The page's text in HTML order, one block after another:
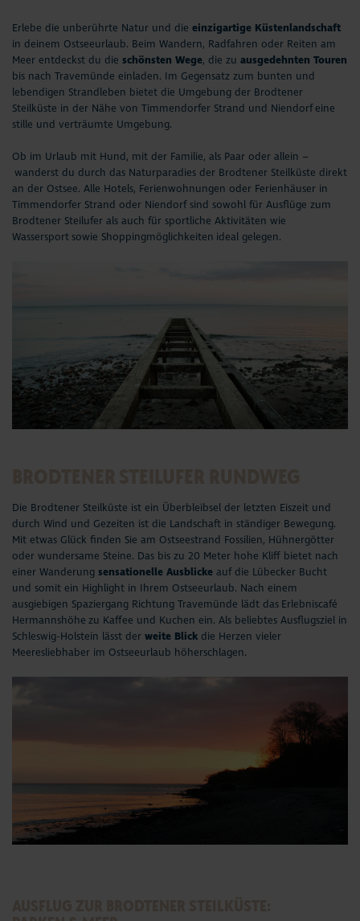
Veranstaltungen
Touren und Erlebnisse
Urlaub mit Hund
Strand
Service & Kontakt
Aktuelles
#StrandMomente
Sport & Freizeit
Natur
OstseeTalent goes music
Wellness & Gesundheit
Erlebe die unberührte Natur und die einzigartige Küstenlandschaft
in deinem Ostseeurlaub. Beim Wandern, Radfahren oder Reiten am
Meer entdeckst du die schönsten Wege, die zu ausgedehnten Touren
bis nach Travemünde einladen. Im Gegensatz zum bunten und
lebendigen Strandleben bietet die Umgebung der Brodtener
Steilküste in der Nähe von Timmendorfer Strand und Niendorfeine
stille und verträumte Umgebung.
Ob im Urlaub mit Hund, mit der Familie, als Paar oder allein –
wanderst du durch das Naturparadies der Brodtener Steilküste direkt
an der Ostsee. Alle Hotels, Ferienwohnungen oder Ferienhäuser in
Timmendorfer Strand oder Niendorf sind sowohl für Ausflüge zum
Brodtener Steilufer als auch für sportliche Aktivitäten wie
Wassersport sowie Shoppingmöglichkeiten ideal gelegen.
Die Brodtener Steilküste ist ein Überbleibsel der letzten Eiszeit und
durch Wind und Gezeiten ist die Landschaft in ständiger Bewegung.
Mit etwas Glück finden Sie am Ostseestrand Fossilien, Hühnergötter
oder wundersame Steine. Das bis zu 20 Meter hohe Kliff bietet nach
einer Wanderung sensationelle Ausblicke auf die Lübecker Bucht
und somit ein Highlight in Ihrem Ostseeurlaub. Nach einem
ausgiebigen Spaziergang Richtung Travemünde lädt das Erlebniscafé
Hermannshöhe zu Kaffee und Kuchen ein. Als beliebtes Ausflugsziel in
Schleswig-Holstein lässt der weite Blick die Herzen vieler
Meeresliebhaber im Ostseeurlaub höherschlagen.